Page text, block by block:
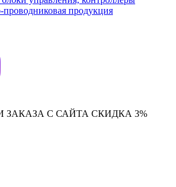
проводниковая продукция
С САЙТА СКИДКА 3%